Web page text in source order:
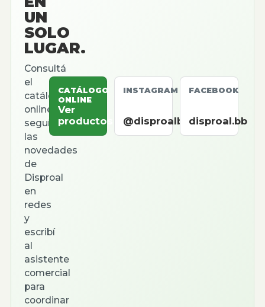
UN
SOLO
LUGAR.
Consultá
el
catálogo
online,
seguí
las
novedades
de
Disproal
en
redes
y
escribí
al
asistente
comercial
para
coordinar
CATÁLOGO
ONLINE
Ver
productos
INSTAGRAM
@disproalbb
FACEBOOK
disproal.bb